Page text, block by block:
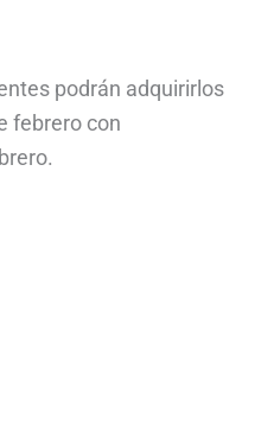
podrán adquirirlos
febrero con